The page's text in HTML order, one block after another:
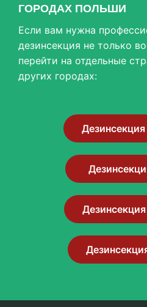
ГОРОДАХ ПОЛЬШИ
Если вам нужна
дезинсекция не только
перейти на отдельные
других городах: